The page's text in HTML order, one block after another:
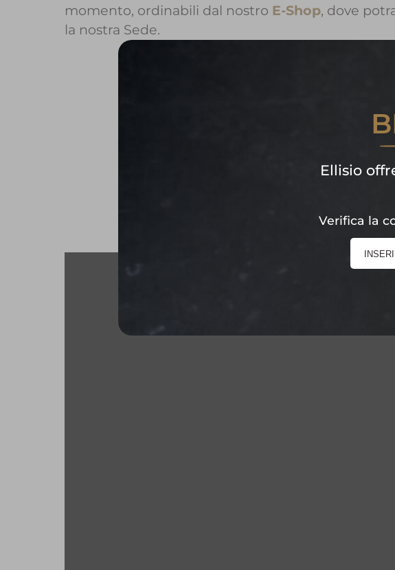
momento, ordinabili dal nostro E-Shop, dove
la nostra Sede.
Per maggiori
Per iniziareEllisio
Verifica la